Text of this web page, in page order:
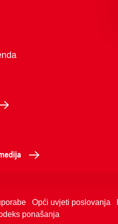
Opći uvjeti poslovanja
ponašanja